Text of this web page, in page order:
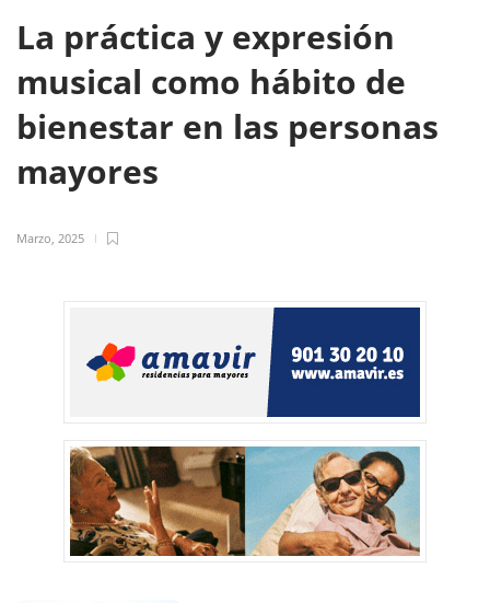
La práctica y expresión
musical como hábito de
bienestar en las personas
mayores
Marzo, 2025